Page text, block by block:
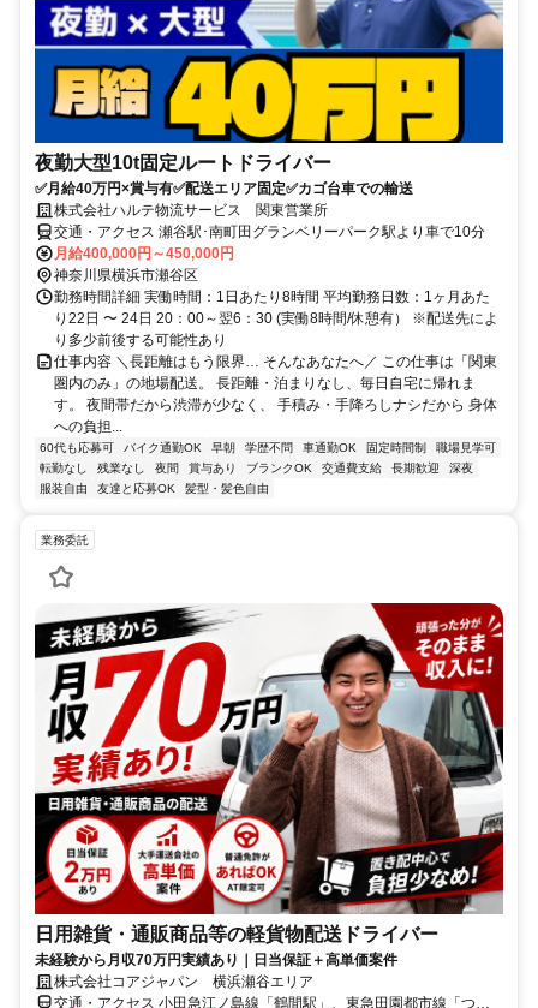
夜勤大型10t固定ルートドライバー
✅月給40万円×賞与有✅配送エリア固定✅カゴ台車での輸送
株式会社ハルテ物流サービス 関東営業所
交通・アクセス 瀬谷駅･南町田グランベリーパーク駅より車で10分
月給400,000円～450,000円
神奈川県横浜市瀬谷区
勤務時間詳細 実働時間：1日あたり8時間 平均勤務日数：1ヶ月あた
り22日 〜 24日 20：00～翌6：30 (実働8時間/休憩有） ※配送先によ
り多少前後する可能性あり
仕事内容 ＼長距離はもう限界… そんなあなたへ／ この仕事は「関東
圏内のみ」の地場配送。 長距離・泊まりなし、毎日自宅に帰れま
す。 夜間帯だから渋滞が少なく、 手積み・手降ろしナシだから 身体
への負担...
60代も応募可 バイク通勤OK 早朝 学歴不問 車通勤OK 固定時間制
職場見学可
転勤なし
残業なし 夜間 賞与あり ブランクOK 交通費支給 長期歓迎
深夜
服装自由
友達と応募OK 髪型・髪色自由
業務委託
日用雑貨・通販商品等の軽貨物配送ドライバー
未経験から月収70万円実績あり｜日当保証＋高単価案件
株式会社コアジャパン 横浜瀬谷エリア
交通・アクセス 小田急江ノ島線「鶴間駅」、東急田園都市線「つき